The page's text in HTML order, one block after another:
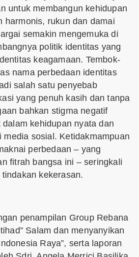
untuk membangun kehidupan
harmonis, rukun dan damai
semakin mengemuka di
politik identitas yang
keagamaan. Tembok-
nama perbedaan identitas
salah satu penyebab
yang penuh kasih dan tanpa
bahkan stigma negatif
kehidupan nyata dan
media sosial. Ketidakmampuan
perbedaan – yang
fitrah bangsa ini – seringkali
kekerasan.
penampilan Group Rebana
Salam dan menyanyikan
Raya”, serta laporan